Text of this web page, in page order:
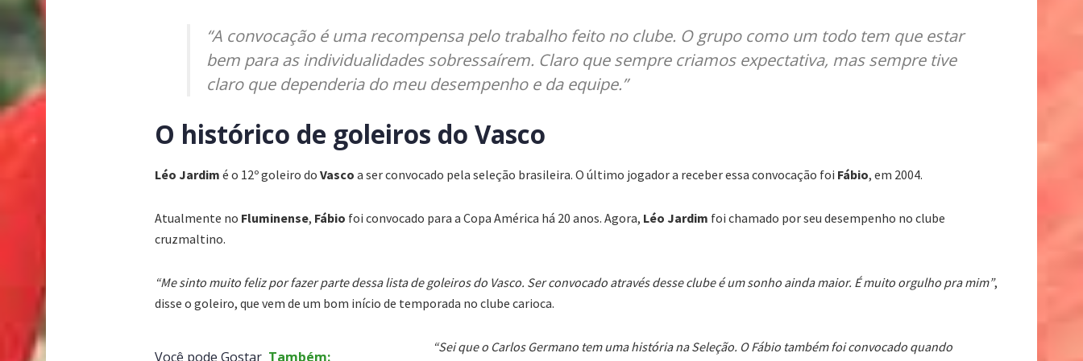
“A convocação é uma recompensa pelo trabalho feito no clube. O grupo como um todo tem que estar
bem para as individualidades sobressaírem. Claro que sempre criamos expectativa, mas sempre tive
claro que dependeria do meu desempenho e da equipe.”
O histórico de goleiros do Vasco
Léo Jardim é o 12º goleiro do Vasco a ser convocado pela seleção brasileira. O último jogador a receber essa convocação foi Fábio, em 2004.
Atualmente no Fluminense, Fábio foi convocado para a Copa América há 20 anos. Agora, Léo Jardim foi chamado por seu desempenho no clube
cruzmaltino.
“Me sinto muito feliz por fazer parte dessa lista de goleiros do Vasco. Ser convocado através desse clube é um sonho ainda maior. É muito orgulho pra mim”,
disse o goleiro, que vem de um bom início de temporada no clube carioca.
Você pode Gostar Também:
“Sei que o Carlos Germano tem uma história na Seleção. O Fábio também foi convocado quando